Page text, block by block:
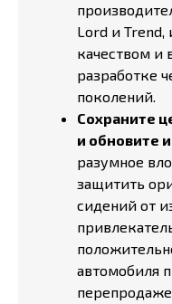
Lord и Trend,
качеством и
разработке
поколений.
Сохраните
и обновите
разумное
защитить
сидений от
автомобиля